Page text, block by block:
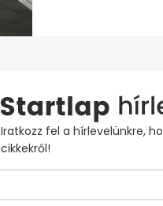
Iratkozz fel a hírlevelünkre,
cikkekről!